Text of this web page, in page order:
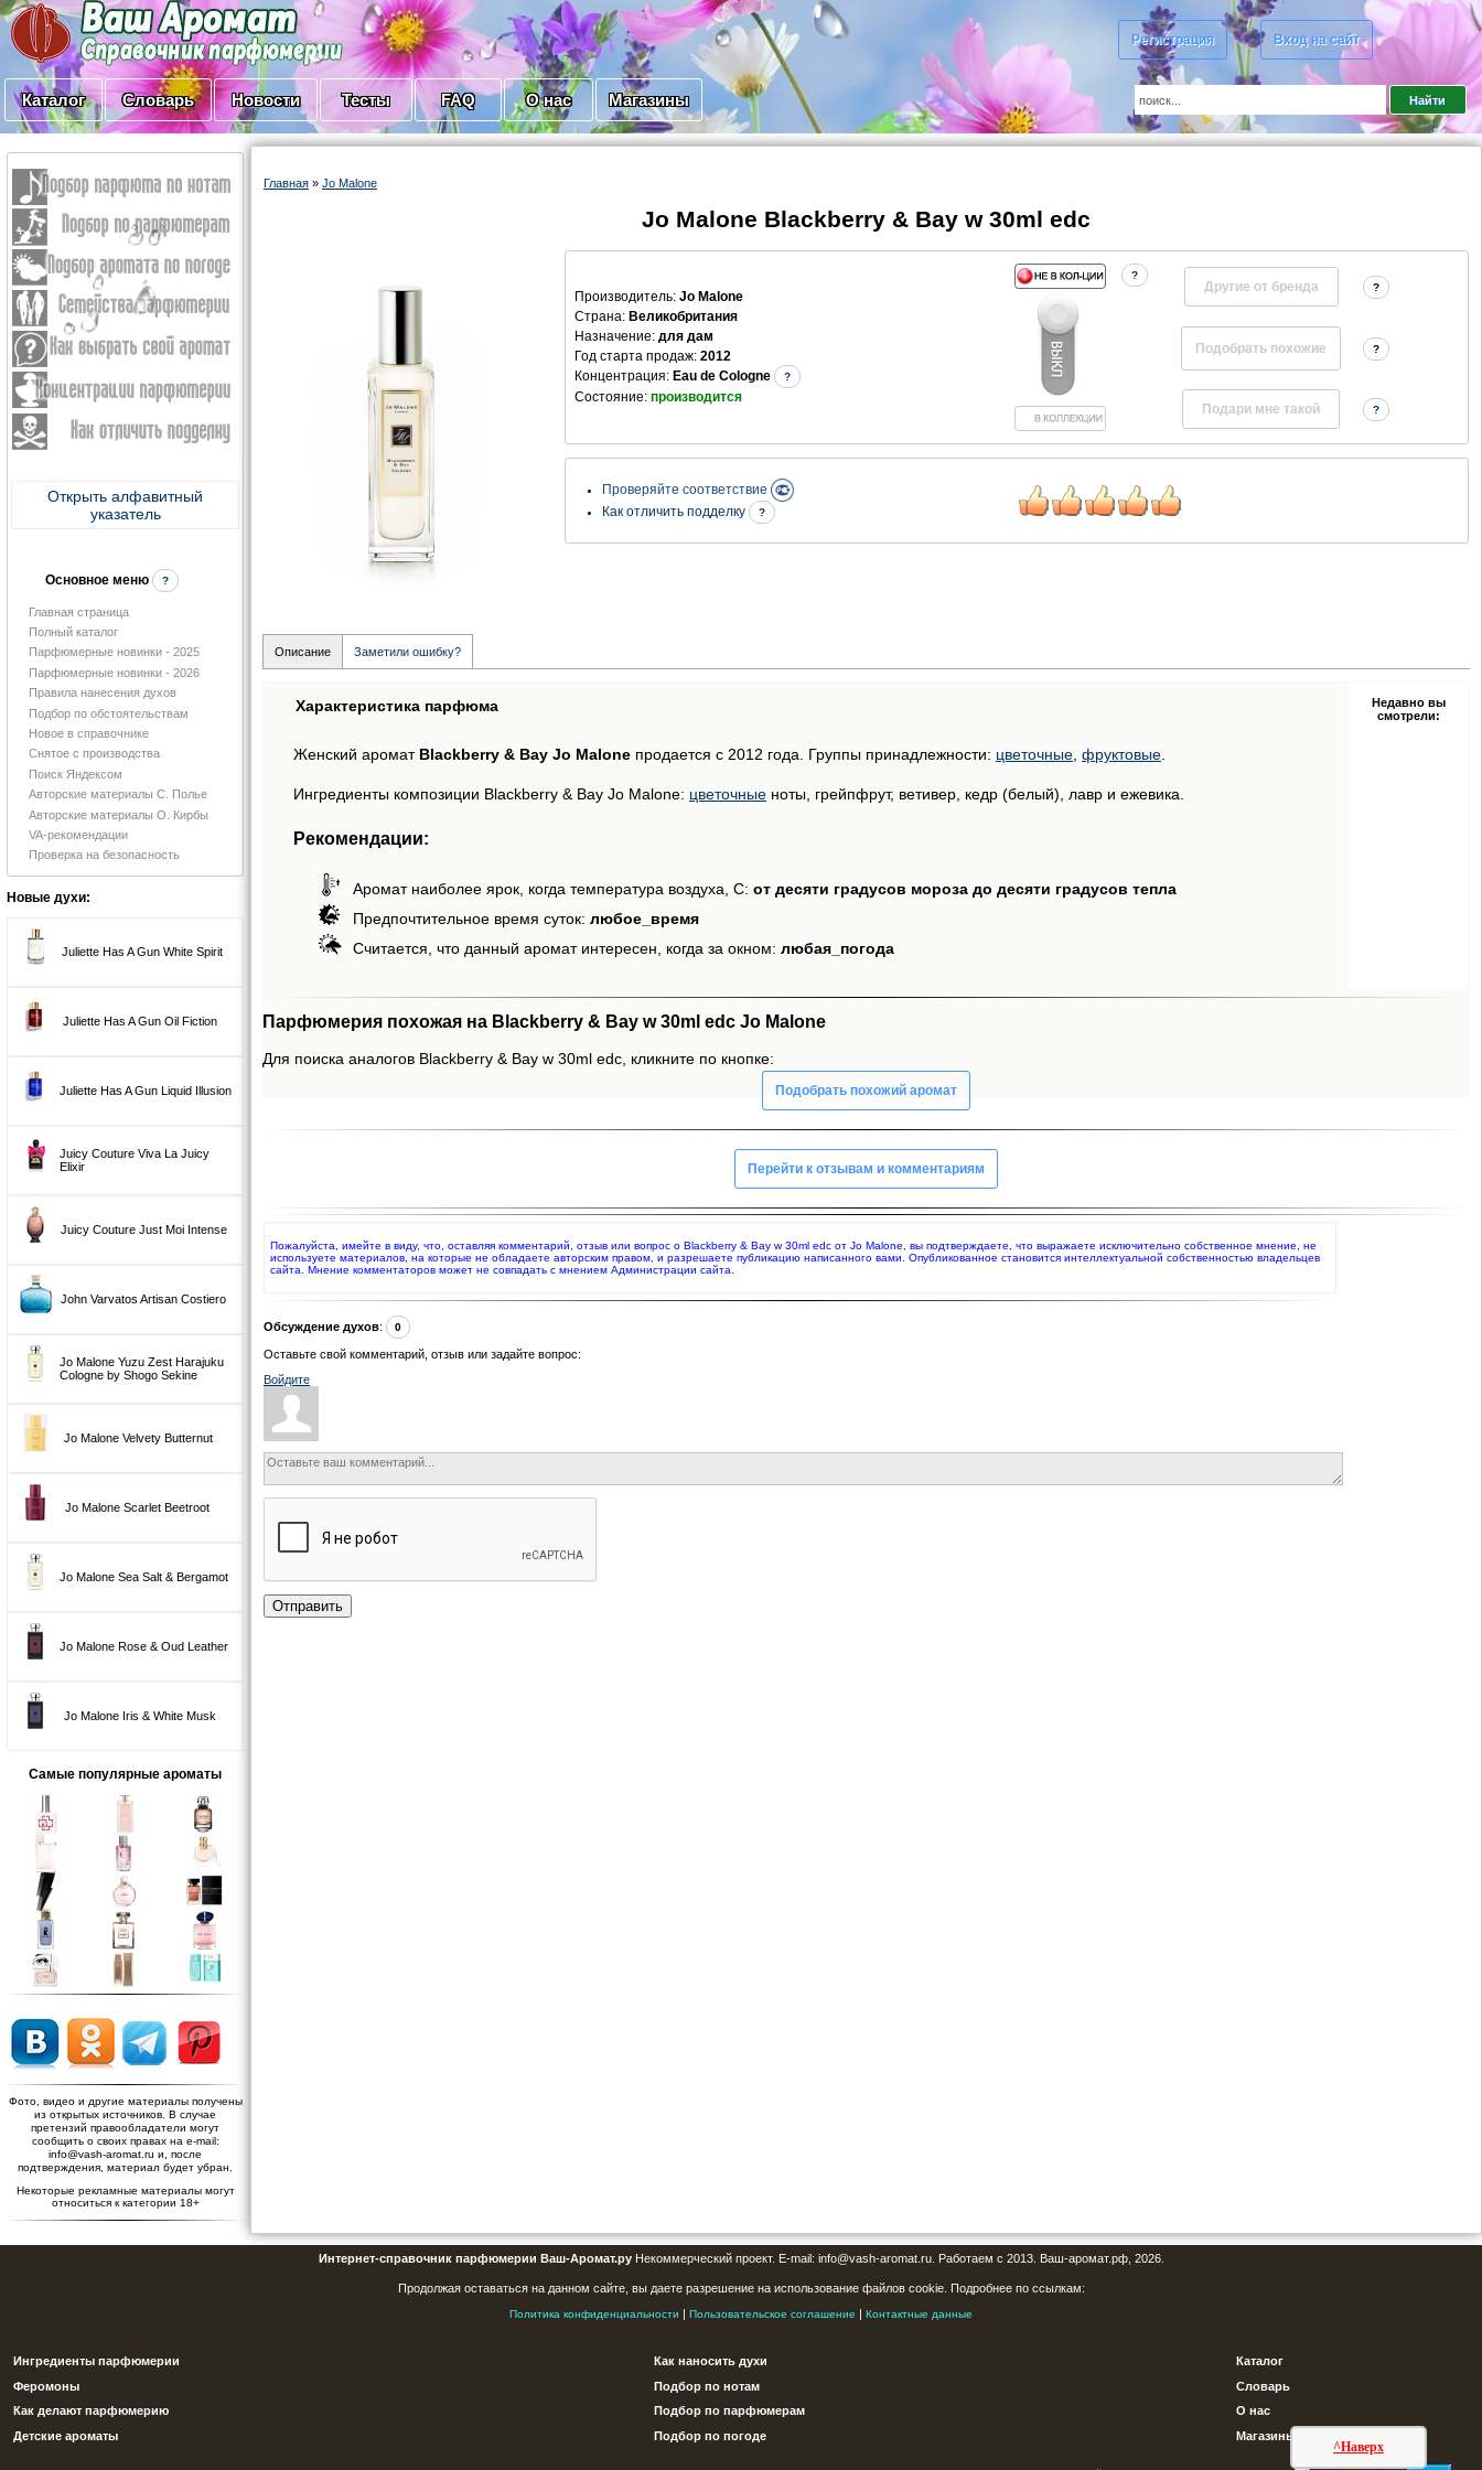
Регистрация Вход на сайт
Каталог Словарь Новости Тесты FAQ О нас Магазины
Открыть алфавитный
указатель
Основное меню ?
Главная страница
Полный каталог
Парфюмерные новинки - 2025
Парфюмерные новинки - 2026
Правила нанесения духов
Подбор по обстоятельствам
Новое в справочнике
Снятое с производства
Поиск Яндексом
Авторские материалы С. Полье
Авторские материалы О. Кирбы
VA-рекомендации
Проверка на безопасность
Новые духи:
Juliette Has A Gun White Spirit
Juliette Has A Gun Oil Fiction
Juliette Has A Gun Liquid Illusion
Juicy Couture Viva La Juicy
Elixir
Juicy Couture Just Moi Intense
John Varvatos Artisan Costiero
Jo Malone Yuzu Zest Harajuku
Cologne by Shogo Sekine
Jo Malone Velvety Butternut
Jo Malone Scarlet Beetroot
Jo Malone Sea Salt & Bergamot
Jo Malone Rose & Oud Leather
Jo Malone Iris & White Musk
Самые популярные ароматы
Фото, видео и другие материалы получены
из открытых источников. В случае
претензий правообладатели могут
сообщить о своих правах на e-mail:
info@vash-aromat.ru и, после
подтверждения, материал будет убран.
Некоторые рекламные материалы могут
относиться к категории 18+
Главная » Jo Malone
Jo Malone Blackberry & Bay w 30ml edc
Производитель: Jo Malone
Страна: Великобритания
Назначение: для дам
Год старта продаж: 2012
Концентрация: Eau de Cologne ?
Состояние: производится
?
Другие от бренда ?
?
?
Проверяйте соответствие
Как отличить подделку
?
Описание Заметили ошибку?
Характеристика парфюма
Женский аромат Blackberry & Bay Jo Malone продается с 2012 года. Группы принадлежности: цветочные фруктовые
Ингредиенты композиции Blackberry & Bay Jo Malone: цветочные ноты, грейпфрут, ветивер, кедр (белый), лавр и ежевика.
Рекомендации:
Аромат наиболее ярок, когда температура воздуха, С: от десяти градусов мороза до десяти градусов тепла
Предпочтительное время суток: любое_время
Считается, что данный аромат интересен, когда за окном: любая_погода
Недавно вы
смотрели:
Парфюмерия похожая на Blackberry & Bay w 30ml edc Jo Malone
Для поиска аналогов Blackberry & Bay w 30ml edc, кликните по кнопке:
Подобрать похожий аромат
Перейти к отзывам и комментариям
Пожалуйста, имейте в виду, что, оставляя комментарий, отзыв или вопрос о Blackberry & Bay w 30ml edc от Jo Malone, вы подтверждаете, что выражаете исключительно собственное мнение, не
используете материалов, на которые не обладаете авторским правом, и разрешаете публикацию написанного вами. Опубликованное становится интеллектуальной собственностью владельцев
сайта. Мнение комментаторов может не совпадать с мнением Администрации сайта.
Обсуждение духов: 0
Оставьте свой комментарий, отзыв или задайте вопрос:
Войдите
Отправить
^Наверх
Интернет-справочник парфюмерии Ваш-Аромат.руНекоммерческий проект. E-mail: info@vash-aromat.ru. Работаем с 2013. Ваш-аромат.рф, 2026.
Продолжая оставаться на данном сайте, вы даете разрешение на использование файлов cookie. Подробнее по ссылкам:
Политика конфиденциальности | Пользовательское соглашение | Контактные данные
Ингредиенты парфюмерии
Феромоны
Как делают парфюмерию
Детские ароматы
Как наносить духи
Подбор по нотам
Подбор по парфюмерам
Подбор по погоде
Каталог
Словарь
О нас
Магазины